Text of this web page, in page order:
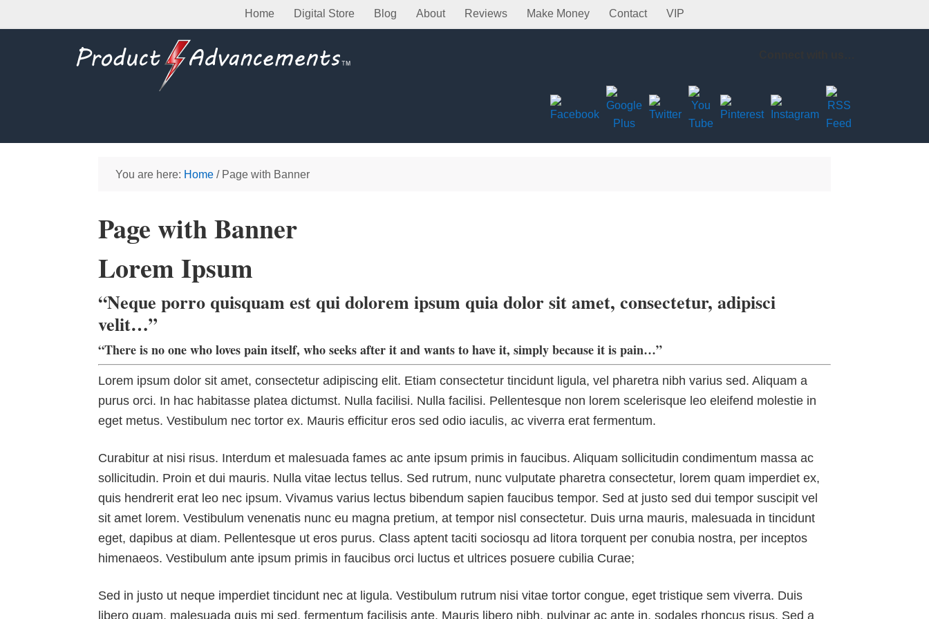
Home Digital Store Blog About Reviews Make Money Contact VIP
You are here: Home /Page with Banner
Page with Banner
Lorem Ipsum
“Neque porro quisquam est qui dolorem ipsum quia dolor sit amet, consectetur, adipisci
velit…”
“There is no one who loves pain itself, who seeks after it and wants to have it, simply because it is pain…”
Lorem ipsum dolor sit amet, consectetur adipiscing elit. Etiam consectetur tincidunt ligula, vel pharetra nibh varius sed. Aliquam a
purus orci. In hac habitasse platea dictumst. Nulla facilisi. Nulla facilisi. Pellentesque non lorem scelerisque leo eleifend molestie in
eget metus. Vestibulum nec tortor ex. Mauris efficitur eros sed odio iaculis, ac viverra erat fermentum.
Curabitur at nisi risus. Interdum et malesuada fames ac ante ipsum primis in faucibus. Aliquam sollicitudin condimentum massa ac
sollicitudin. Proin et dui mauris. Nulla vitae lectus tellus. Sed rutrum, nunc vulputate pharetra consectetur, lorem quam imperdiet ex,
quis hendrerit erat leo nec ipsum. Vivamus varius lectus bibendum sapien faucibus tempor. Sed at justo sed dui tempor suscipit vel
sit amet lorem. Vestibulum venenatis nunc eu magna pretium, at tempor nisl consectetur. Duis urna mauris, malesuada in tincidunt
eget, dapibus at diam. Pellentesque ut eros purus. Class aptent taciti sociosqu ad litora torquent per conubia nostra, per inceptos
himenaeos. Vestibulum ante ipsum primis in faucibus orci luctus et ultrices posuere cubilia Curae;
Sed in justo ut neque imperdiet tincidunt nec at ligula. Vestibulum rutrum nisi vitae tortor congue, eget tristique sem viverra. Duis
libero quam, malesuada quis mi sed, fermentum facilisis ante. Mauris libero nibh, pulvinar ac ante in, sodales rhoncus risus. Sed a